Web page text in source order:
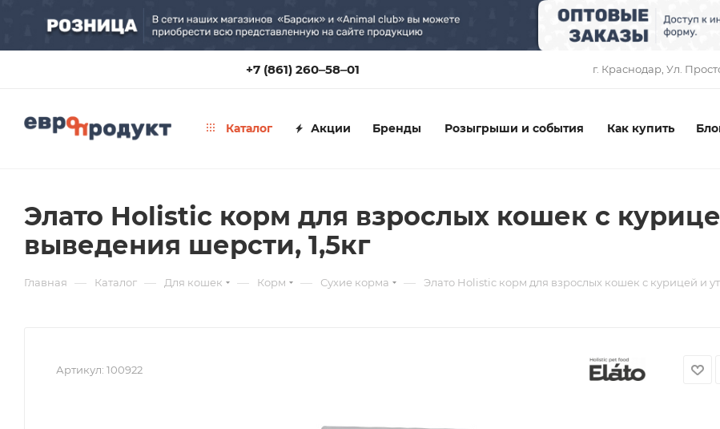
+7 (861) 260‒58‒01 г. Краснодар, ​Ул.
Каталог Акции Бренды Розыгрыши и события Как купить
Элато Holistic корм для взрослых кошек с
выведения шерсти, 1,5кг
Главная — Каталог — Для кошек — Корм — Сухие корма — Элато Holistic корм для взрослых кошек с курицей и
Артикул: 100922